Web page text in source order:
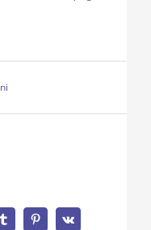
Tumblr PinterestVk